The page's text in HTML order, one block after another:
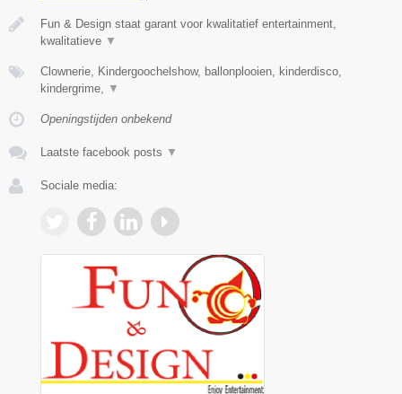
Fun & Design staat garant voor kwalitatief entertainment,
kwalitatieve ▼
Clownerie, Kindergoochelshow, ballonplooien, kinderdisco,
kindergrime,
▼
Openingstijden onbekend
Laatste facebook posts ▼
Sociale media: